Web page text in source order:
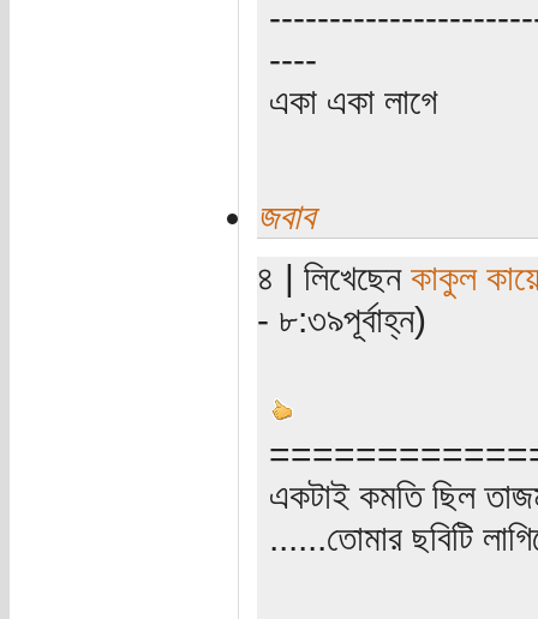
----
একা একা লাগে
জবাব
৪ | লিখেছেন কাকুল
- ৮:৩৯পূর্বাহ্ন)
একটাই কমতি ছিল
......তোমার ছবিটি